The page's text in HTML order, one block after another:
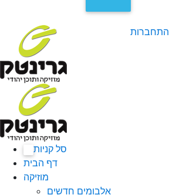
התחברות
סל קניות
דף הבית
מוזיקה
אלבומים חדשים